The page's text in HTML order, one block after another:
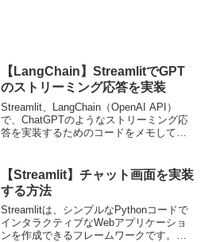
【LangChain】StreamlitでGPT
のストリーミング応答を実装
Streamlit、LangChain（OpenAI API）
で、ChatGPTのようなストリーミング応
答を実装するためのコードをメモしてお
【Streamlit】チャット画面を実装
する方法
Streamlitは、シンプルなPythonコードで
インタラクティブなWebアプリケーショ
ンを作成できるフレームワークです。特